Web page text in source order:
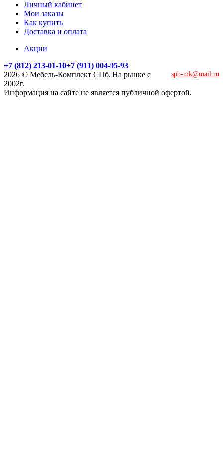
Личный кабинет
Мои заказы
Как купить
Доставка и оплата
Акции
+7 (812) 213-01-10+7 (911) 004-95-93
spb-mk@mail.ru
2026 © Мебель-Комплект СПб. На рынке с
2002г.
Информация на сайте не является публичной офертой.